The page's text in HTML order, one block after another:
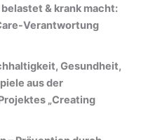
& krank macht:
Verantwortung
Gesundheit,
aus der
„Creating